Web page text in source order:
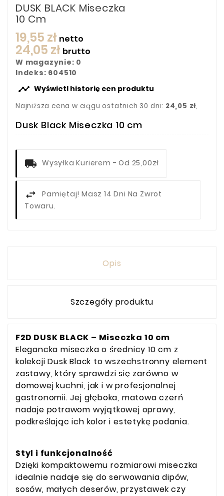
DUSK BLACK Miseczka
10 Cm
19,55 zł netto
24,05 zł brutto
W magazynie: 0
Indeks: 604510
 Wyświetl historię cen produktu
Najniższa cena w ciągu ostatnich 30 dni: 24,05 zł,
Dusk Black Miseczka 10 cm
Wysyłka Kurierem - Od 25,00zł
Pamiętaj! Masz 14 Dni Na Zwrot
Towaru.
Opis
Szczegóły produktu
F2D DUSK BLACK – Miseczka 10 cm
Elegancka miseczka o średnicy 10 cm z
kolekcji Dusk Black to wszechstronny element
zastawy, który sprawdzi się zarówno w
domowej kuchni, jak i w profesjonalnej
gastronomii. Jej głęboka, matowa czerń
nadaje potrawom wyjątkowej oprawy,
podkreślając ich kolor i estetykę podania.
Styl i funkcjonalność
Dzięki kompaktowemu rozmiarowi miseczka
idealnie nadaje się do serwowania dipów,
sosów, małych deserów, przystawek czy